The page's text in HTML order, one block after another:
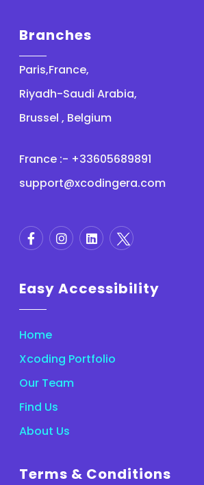
Branches
Paris,France,
Riyadh-Saudi Arabia,
Brussel , Belgium
France :- +33605689891
support@xcodingera.com
Easy Accessibility
Home
Xcoding Portfolio
Our Team
Find Us
About Us
Terms & Conditions